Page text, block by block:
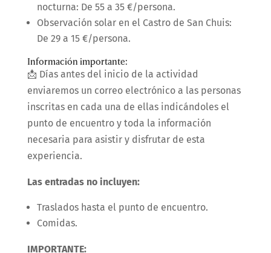
nocturna: De 55 a 35 €/persona.
Observación solar en el Castro de San Chuis:
De 29 a 15 €/persona.
Información importante:
📩 Días antes del inicio de la actividad
enviaremos un correo electrónico a las personas
inscritas en cada una de ellas indicándoles el
punto de encuentro y toda la información
necesaria para asistir y disfrutar de esta
experiencia.
Las entradas no incluyen:
Traslados hasta el punto de encuentro.
Comidas.
IMPORTANTE: